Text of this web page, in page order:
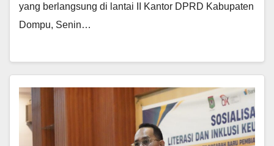
yang berlangsung di lantai II Kantor DPRD Kabupaten
Dompu, Senin…